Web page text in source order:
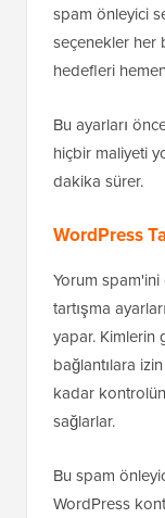
spam önleyici
seçenekler her
hedefleri
Bu ayarları
hiçbir maliyeti
dakika sürer.
WordPress
Yorum
tartışma
yapar. Kimlerin
bağlantılara
kadar
sağlarlar.
Bu spam
WordPress